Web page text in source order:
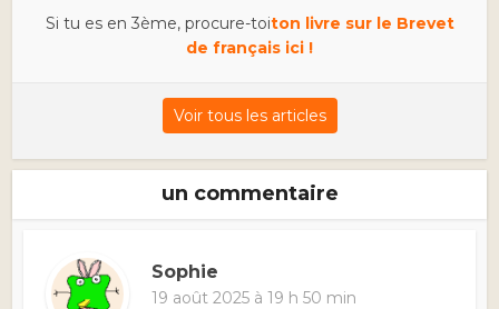
Si tu es en 3ème, procure-toiton livre sur le Brevet
de français ici !
Voir tous les articles
un commentaire
Sophie
19 août 2025 à 19 h 50 min